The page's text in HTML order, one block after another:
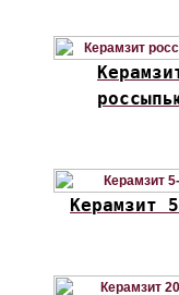
Керамзит